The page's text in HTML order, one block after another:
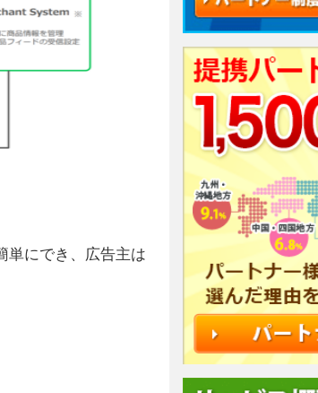
単にでき、広告主は